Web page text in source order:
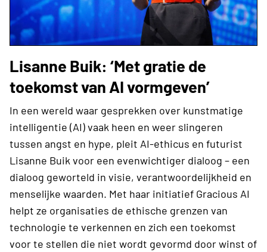
Lisanne Buik: ‘Met gratie de
toekomst van AI vormgeven’
In een wereld waar gesprekken over kunstmatige
intelligentie (AI) vaak heen en weer slingeren
tussen angst en hype, pleit AI-ethicus en futurist
Lisanne Buik voor een evenwichtiger dialoog – een
dialoog geworteld in visie, verantwoordelijkheid en
menselijke waarden. Met haar initiatief Gracious AI
helpt ze organisaties de ethische grenzen van
technologie te verkennen en zich een toekomst
voor te stellen die niet wordt gevormd door winst of